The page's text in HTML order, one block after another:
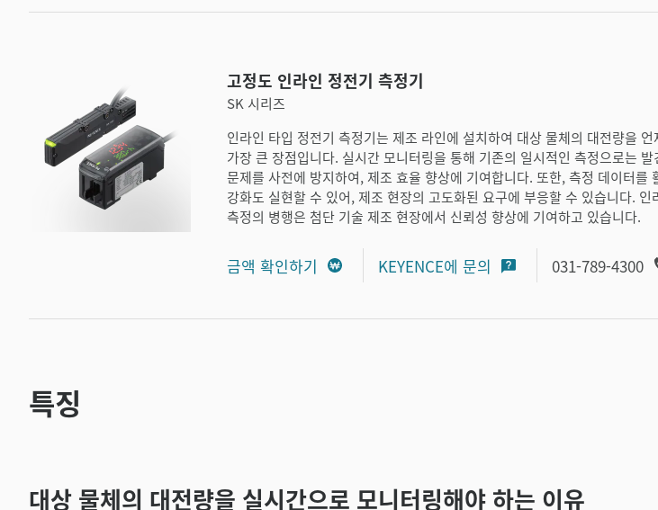
고정도 인라인 정전기 측정기
SK 시리즈
인라인 타입 정전기 측정기는 제조 라인에 설치하여 대상 물체의 대전량을
가장 큰 장점입니다. 실시간 모니터링을 통해 기존의 일시적인 측정으로는
문제를 사전에 방지하여, 제조 효율 향상에 기여합니다. 또한, 측정 데이터를
강화도 실현할 수 있어, 제조 현장의 고도화된 요구에 부응할 수 있습니다.
측정의 병행은 첨단 기술 제조 현장에서 신뢰성 향상에 기여하고 있습니다.
금액 확인하기 KEYENCE에 문의 031-789-4300
특징
대상 물체의 대전량을 실시간으로 모니터링해야 하는 이유